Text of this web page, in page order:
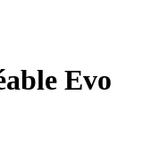
Evo